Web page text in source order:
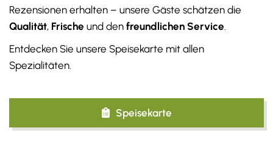
Rezensionen erhalten – unsere Gäste schätzen die
Qualität, Frische und den freundlichen Service.
Entdecken Sie unsere Speisekarte mit allen
Spezialitäten.
Speisekarte